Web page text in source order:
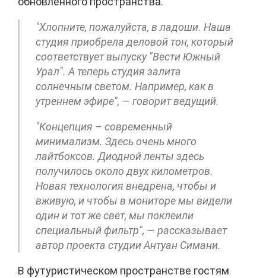
"Хлопните, пожалуйста, в ладоши. Наша
студия приобрела деловой тон, который
соответствует выпуску "Вести Южный
Урал". А теперь студия залита
солнечным светом. Например, как в
утреннем эфире", — говорит ведущий.
"Концепция – современный
минимализм. Здесь очень много
лайтбоксов. Диодной ленты здесь
получилось около двух километров.
Новая технология внедрена, чтобы и
вживую, и чтобы в мониторе мы видели
один и тот же свет, мы поклеили
специальный фильтр", — рассказывает
автор проекта студии Антуан Симани.
В футуристическом пространстве гостям